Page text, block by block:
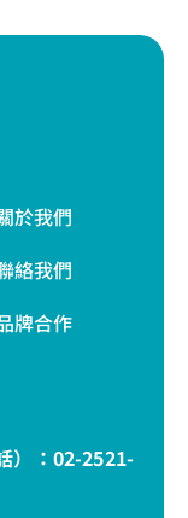
於我們
絡我們
牌合作
）： 02-2521-